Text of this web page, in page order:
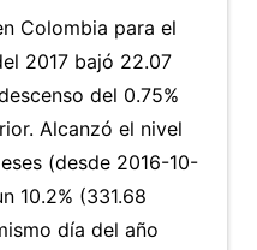
Colombia para el
2017 bajó 22.07
del 0.75%
Alcanzó el nivel
(desde 2016-10-
10.2% (331.68
día del año